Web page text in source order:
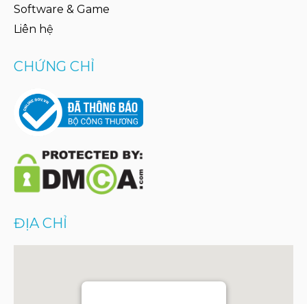
Software & Game
Liên hệ
CHỨNG CHỈ
ĐỊA CHỈ